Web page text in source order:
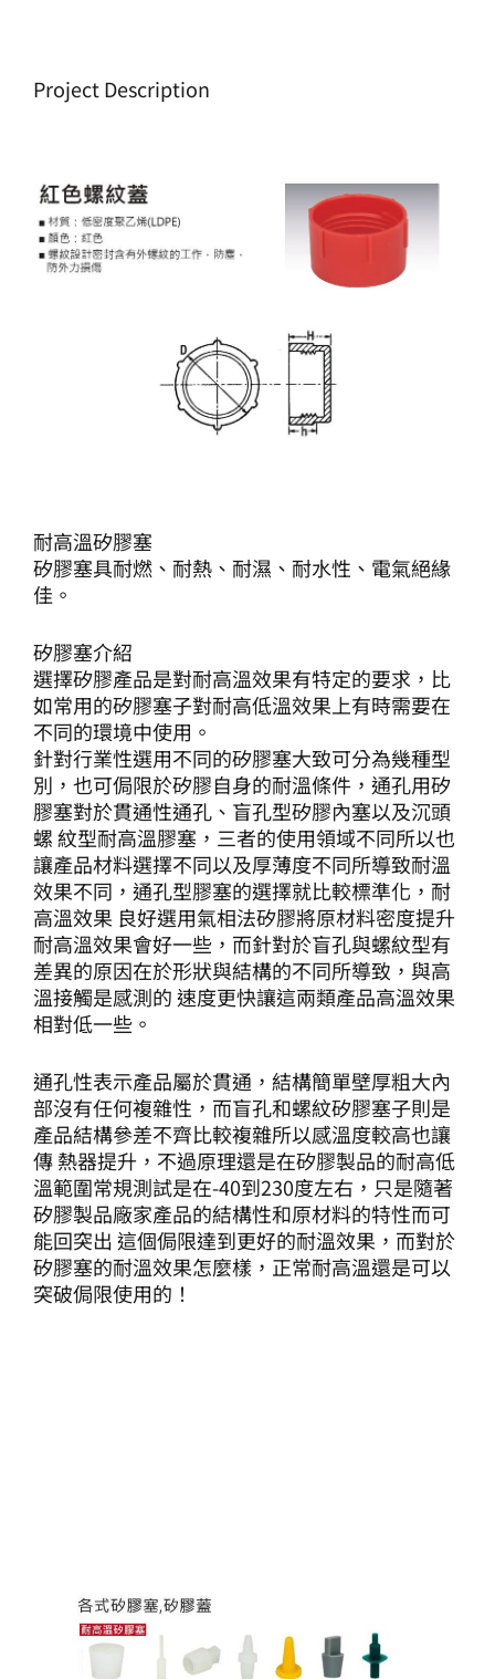
Project Description
耐高溫矽膠塞
矽膠塞具耐燃、耐熱、耐濕、耐水性、電氣絕緣
佳。
矽膠塞介紹
選擇矽膠產品是對耐高溫效果有特定的要求，比
如常用的矽膠塞子對耐高低溫效果上有時需要在
不同的環境中使用。
針對行業性選用不同的矽膠塞大致可分為幾種型
別，也可侷限於矽膠自身的耐溫條件，通孔用矽
膠塞對於貫通性通孔、盲孔型矽膠內塞以及沉頭
螺 紋型耐高溫膠塞，三者的使用領域不同所以也
讓產品材料選擇不同以及厚薄度不同所導致耐溫
效果不同，通孔型膠塞的選擇就比較標準化，耐
高溫效果 良好選用氣相法矽膠將原材料密度提升
耐高溫效果會好一些，而針對於盲孔與螺紋型有
差異的原因在於形狀與結構的不同所導致，與高
溫接觸是感測的 速度更快讓這兩類產品高溫效果
相對低一些。
通孔性表示產品屬於貫通，結構簡單壁厚粗大內
部沒有任何複雜性，而盲孔和螺紋矽膠塞子則是
產品結構參差不齊比較複雜所以感溫度較高也讓
傳 熱器提升，不過原理還是在矽膠製品的耐高低
溫範圍常規測試是在-40到230度左右，只是隨著
矽膠製品廠家產品的結構性和原材料的特性而可
能回突出 這個侷限達到更好的耐溫效果，而對於
矽膠塞的耐溫效果怎麼樣，正常耐高溫還是可以
突破侷限使用的！